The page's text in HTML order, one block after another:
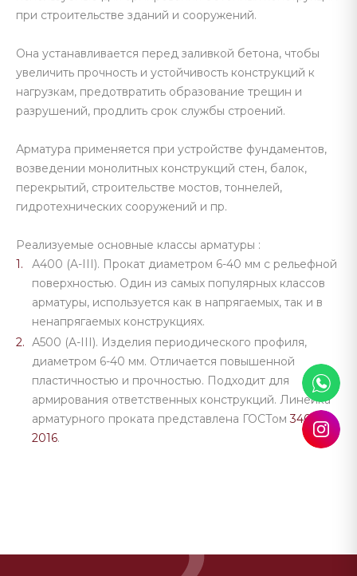
при строительстве зданий и сооружений.
Она устанавливается перед заливкой бетона, чтобы
увеличить прочность и устойчивость конструкций к
нагрузкам, предотвратить образование трещин и
разрушений, продлить срок службы строений.
Арматура применяется при устройстве фундаментов,
возведении монолитных конструкций стен, балок,
перекрытий, строительстве мостов, тоннелей,
гидротехнических сооружений и пр.
Реализуемые основные классы арматуры :
А400 (A-III). Прокат диаметром 6-40 мм с рельефной
поверхностью. Один из самых популярных классов
арматуры, используется как в напрягаемых, так и в
ненапрягаемых конструкциях.
А500 (A-III). Изделия периодического профиля,
диаметром 6-40 мм. Отличается повышенной
пластичностью и прочностью. Подходит для
армирования ответственных конструкций. Линейка
арматурного проката представлена ГОСТом34028-
2016.